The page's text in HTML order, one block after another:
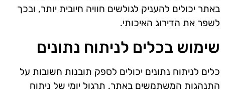
באתר יכולים להעניק לגולשים חוויה חיובית יותר, ובכך
לשפר את הדירוג האיכותי.
שימוש בכלים לניתוח נתונים
כלים לניתוח נתונים יכולים לספק תובנות חשובות על
התנהגות המשתמשים באתר. תרגול יומי של ניתוח